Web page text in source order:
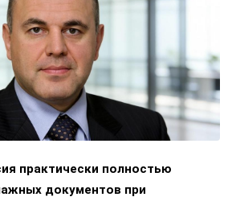
практически полностью
документов при